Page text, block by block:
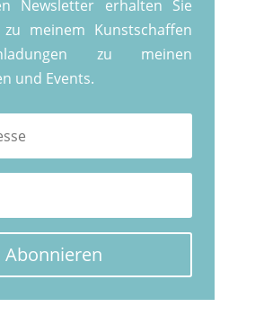
Newsletter erhalten Sie
zu meinem Kunstschaffen
zu meinen
und Events.
Abonnieren